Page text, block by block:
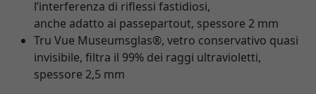
l’interferenza di riflessi fastidiosi,
anche adatto ai passepartout, spessore 2 mm
Tru Vue Museumsglas®, vetro conservativo quasi
invisibile, filtra il 99% dei raggi ultravioletti,
spessore 2,5 mm